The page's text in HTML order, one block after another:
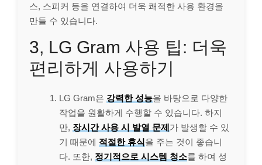
스, 스피커 등을 연결하여 더욱 쾌적한 사용 환경을
만들 수 있습니다.
3, LG Gram 사용 팁: 더욱
편리하게 사용하기
LG Gram은 강력한 성능을 바탕으로 다양한
작업을 원활하게 수행할 수 있습니다. 하지
만, 장시간 사용 시 발열 문제가 발생할 수 있
기 때문에 적절한 휴식을 주는 것이 좋습니
다. 또한, 정기적으로 시스템 청소를 하여 성